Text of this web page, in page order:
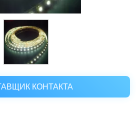
КОНТАКТА